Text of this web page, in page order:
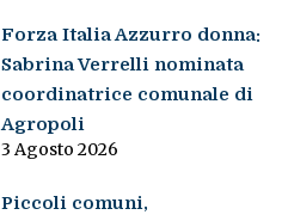
Forza Italia Azzurro donna:
Sabrina Verrelli nominata
coordinatrice comunale di
Agropoli
3 Agosto 2026
Piccoli comuni,